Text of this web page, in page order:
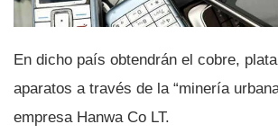
En dicho paí­s obtendrán el cobre,
aparatos a través de la “minerí­a
empresa Hanwa Co LT.